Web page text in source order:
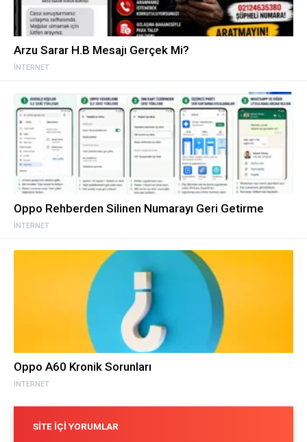
İNTERNET
Arzu Sarar H.B Mesajı Gerçek Mi?
İNTERNET
Oppo Rehberden Silinen Numarayı Geri Getirme
İNTERNET
Oppo A60 Kronik Sorunları
SITE İÇI YORUMLAR